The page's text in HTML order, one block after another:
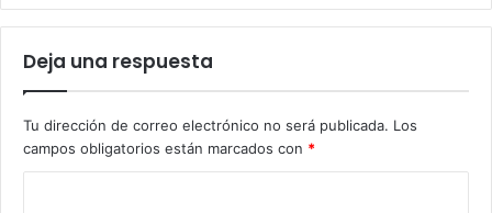
Deja una respuesta
Tu dirección de correo electrónico no será publicada. Los
campos obligatorios están marcados con *